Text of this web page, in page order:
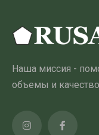
можно
товара
Наша миссия -
объемы и